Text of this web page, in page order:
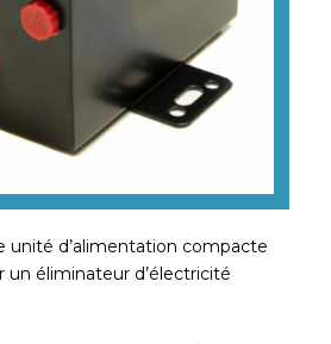
unité d’alimentation compacte
un éliminateur d’électricité